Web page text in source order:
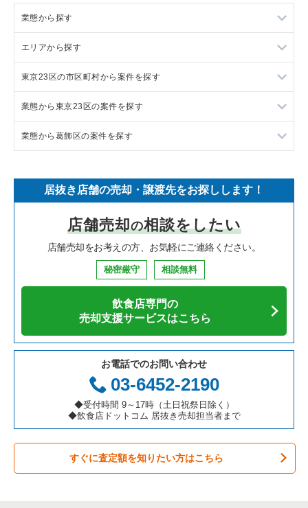
業態から探す
ラーメンの居抜き売却物件の案件一覧
フランス料理の居抜き売却物件の案件一覧
イタリア料理の居抜き売却物件の案件一覧
中華の居抜き売却物件の案件一覧
寿司の居抜き売却物件の案件一覧
焼肉の居抜き売却物件の案件一覧
鉄板焼き・お好み焼の居抜き売却物件の案件一覧
カフェの居抜き売却物件の案件一覧
テイクアウトの居抜き売却物件の案件一覧
お弁当・惣菜・デリの居抜き売却物件の案件一覧
カラオケ・パブ・スナックの居抜き売却物件の案件一覧
バーの居抜き売却物件の案件一覧
居酒屋・ダイニングバーの居抜き売却物件の案件一覧
エリアから探す
東京23区の飲食店の居抜き売却物件の案件一覧
東京都下の飲食店の居抜き売却物件の案件一覧
千葉県の飲食店の居抜き売却物件の案件一覧
神奈川県の飲食店の居抜き売却物件の案件一覧
大阪府の飲食店の居抜き売却物件の案件一覧
兵庫県の飲食店の居抜き売却物件の案件一覧
愛知県の飲食店の居抜き売却物件の案件一覧
岐阜県の飲食店の居抜き売却物件の案件一覧
三重県の飲食店の居抜き売却物件の案件一覧
東京23区の市区町村から案件を探す
目黒区の飲食店の居抜き売却物件の案件一覧
渋谷区の飲食店の居抜き売却物件の案件一覧
新宿区の飲食店の居抜き売却物件の案件一覧
葛飾区の飲食店の居抜き売却物件の案件一覧
中央区の飲食店の居抜き売却物件の案件一覧
千代田区の飲食店の居抜き売却物件の案件一覧
港区の飲食店の居抜き売却物件の案件一覧
足立区の飲食店の居抜き売却物件の案件一覧
板橋区の飲食店の居抜き売却物件の案件一覧
台東区の飲食店の居抜き売却物件の案件一覧
練馬区の飲食店の居抜き売却物件の案件一覧
業態から東京23区の案件を探す
東京23区のラーメンの居抜き売却物件の案件一覧
東京23区のイタリア料理の居抜き売却物件の案件一覧
東京23区の中華の居抜き売却物件の案件一覧
東京23区のそば・うどんの居抜き売却物件の案件一覧
東京23区の焼肉の居抜き売却物件の案件一覧
東京23区の鉄板焼き・お好み焼の居抜き売却物件の案件一覧
東京23区のアジア料理の居抜き売却物件の案件一覧
東京23区のカフェの居抜き売却物件の案件一覧
東京23区のテイクアウトの居抜き売却物件の案件一覧
東京23区のお弁当・惣菜・デリの居抜き売却物件の案件一覧
業態から葛飾区の案件を探す
葛飾区のイタリア料理の居抜き売却物件の案件一覧
葛飾区の中華の居抜き売却物件の案件一覧
葛飾区の寿司の居抜き売却物件の案件一覧
葛飾区のアジア料理の居抜き売却物件の案件一覧
葛飾区のカフェの居抜き売却物件の案件一覧
葛飾区のテイクアウトの居抜き売却物件の案件一覧
葛飾区のお弁当・惣菜・デリの居抜き売却物件の案件一覧
葛飾区のバーの居抜き売却物件の案件一覧
葛飾区の居酒屋・ダイニングバーの居抜き売却物件の案件一覧
居抜き店舗の売却・譲渡先をお探しします！
店舗売却の相談をしたい
店舗売却をお考えの方、お気軽にご連絡ください。
秘密厳守 相談無料
飲食店専門の
売却支援サービスはこちら
お電話でのお問い合わせ
03-6452-2190
◆受付時間 9～17時（土日祝祭日除く）
◆飲食店ドットコム 居抜き売却担当者まで
すぐに査定額を知りたい方はこちら